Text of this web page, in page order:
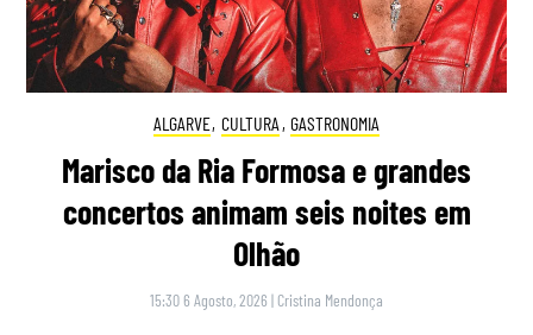
ALGARVE, CULTURA , GASTRONOMIA
Marisco da Ria Formosa e grandes
concertos animam seis noites em
Olhão
15:30 6 Agosto, 2026 | Cristina Mendonça